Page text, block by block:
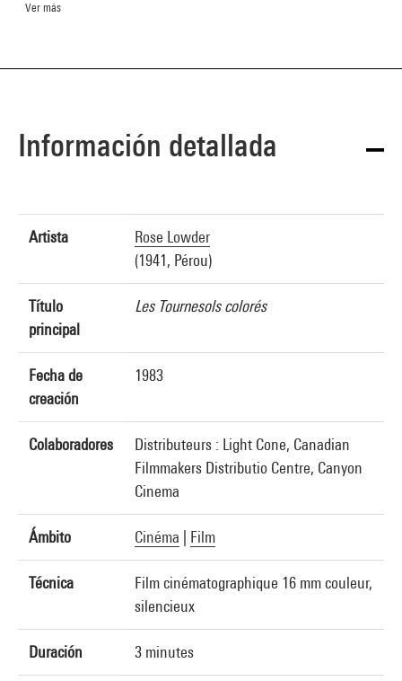
Ver más
Información detallada
Artista
Rose Lowder
(1941, Pérou)
Título
principal
Les Tournesols colorés
Fecha de
creación
1983
Colaboradores
Distributeurs : Light Cone, Canadian
Filmmakers Distributio Centre, Canyon
Cinema
Ámbito Cinéma Film
Técnica
Film cinématographique 16 mm couleur,
silencieux
Duración 3 minutes